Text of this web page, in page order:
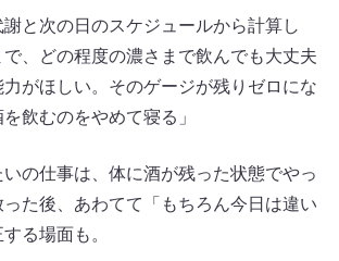
謝と次の日のスケジュールから計算し
、どの程度の濃さまで飲んでも大丈夫
がほしい。そのゲージが残りゼロにな
飲むのをやめて寝る」
の仕事は、体に酒が残った状態でやっ
た後、あわてて「もちろん今日は違い
る場面も。